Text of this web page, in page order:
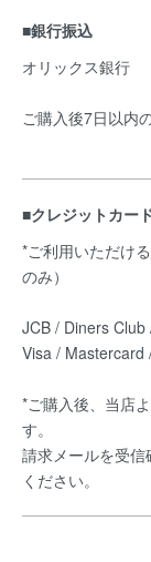
■銀行振込
オリックス銀行
ご購入後7日以内
■クレジットカー
*ご利用いただけ
のみ）
JCB / Diners Club
Visa / Mastercard
*ご購入後、当店
す。
請求メールを受
ください。